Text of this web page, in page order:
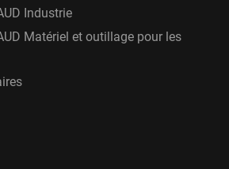
ACS, assurant pour
d’étanchéité. Les raccords ont
la norme PN-EN 12842 et
essai de pression de 35 bars.
verrouillés Jafar sont
époxy de minimum de 250
Industrie
Matériel et outillage pour les